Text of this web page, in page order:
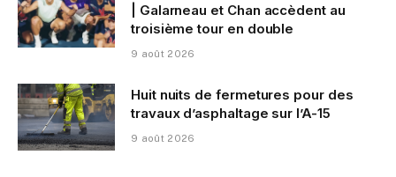
| Galarneau et Chan accèdent au
troisième tour en double
9 août 2026
Huit nuits de fermetures pour des
travaux d’asphaltage sur l’A-15
9 août 2026